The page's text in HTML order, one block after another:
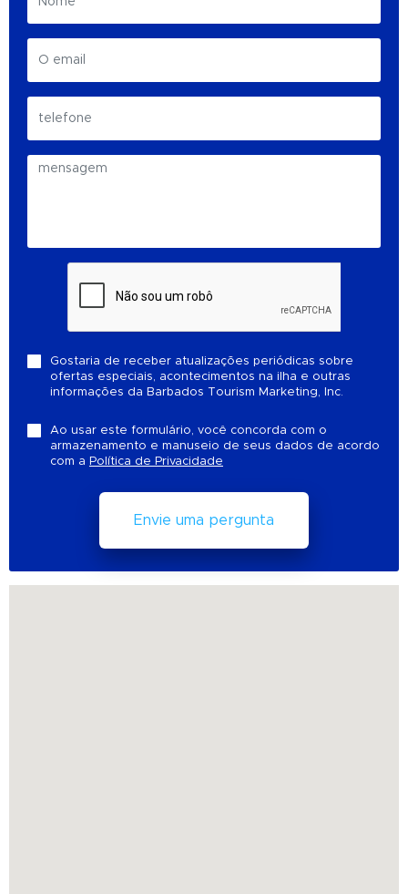
Gostaria de receber atualizações periódicas sobre
ofertas especiais, acontecimentos na ilha e outras
informações da Barbados Tourism Marketing, Inc.
Ao usar este formulário, você concorda com o
armazenamento e manuseio de seus dados de acordo
com a Política de Privacidade